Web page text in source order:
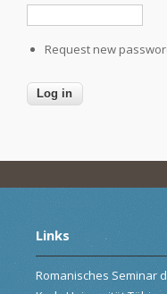
Request new
Links
Romanisches Seminar